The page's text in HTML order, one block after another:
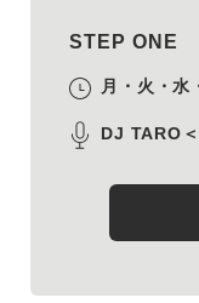
STEP ONE
月・火・水
DJ TARO